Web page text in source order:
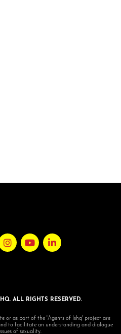
ALL RIGHTS RESERVED.
or as part of the 'Agents of Ishq' project are
to facilitate an understanding and dialogue
of sexuality.